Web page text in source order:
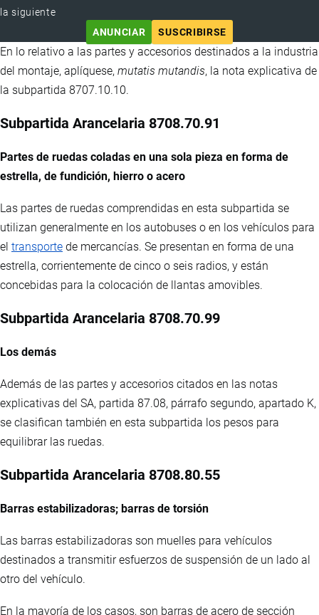
la siguiente
ANUNCIAR
SUSCRIBIRSE
En lo relativo a las partes y accesorios destinados a la industria
del montaje, aplíquese, mutatis mutandis, la nota explicativa de
la subpartida 8707.10.10.
Subpartida Arancelaria 8708.70.91
Partes de ruedas coladas en una sola pieza en forma de
estrella, de fundición, hierro o acero
Las partes de ruedas comprendidas en esta subpartida se
utilizan generalmente en los autobuses o en los vehículos para
el transporte de mercancías. Se presentan en forma de una
estrella, corrientemente de cinco o seis radios, y están
concebidas para la colocación de llantas amovibles.
Subpartida Arancelaria 8708.70.99
Los demás
Además de las partes y accesorios citados en las notas
explicativas del SA, partida 87.08, párrafo segundo, apartado K,
se clasifican también en esta subpartida los pesos para
equilibrar las ruedas.
Subpartida Arancelaria 8708.80.55
Barras estabilizadoras; barras de torsión
Las barras estabilizadoras son muelles para vehículos
destinados a transmitir esfuerzos de suspensión de un lado al
otro del vehículo.
En la mayoría de los casos, son barras de acero de sección